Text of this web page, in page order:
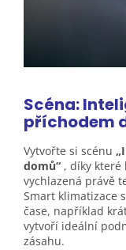
Scéna:
příchodem
Vytvořte si scénu
domů“ , díky
vychlazená právě
Smart klimatizace
čase, například
vytvoří ideální
zásahu.